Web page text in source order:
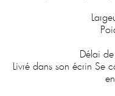
Délai
Livré dans son écrin Se